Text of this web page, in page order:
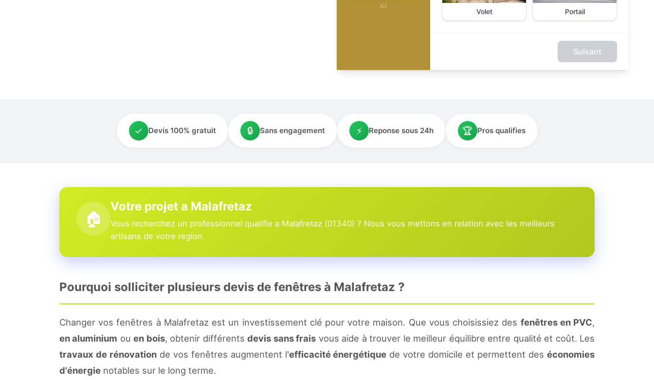
ici
Volet Portail
Suivant
✓ Devis 100% gratuit 🔒 Sans engagement ⚡ Reponse sous 24h 🏆 Pros qualifies
🏠
Votre projet a Malafretaz
Vous recherchez un professionnel qualifie a Malafretaz (01340) ? Nous vous mettons en relation avec les meilleurs
artisans de votre region.
Pourquoi solliciter plusieurs devis de fenêtres à Malafretaz ?
Changer vos fenêtres à Malafretaz est un investissement clé pour votre maison. Que vous choisissiez des fenêtres en PVC,
en aluminium ouen bois, obtenir différentsdevis sans frais vous aide à trouver le meilleur équilibre entre qualité et coût. Les
travaux de rénovationde vos fenêtres augmentent l'efficacité énergétique de votre domicile et permettent deséconomies
d'énergie notables sur le long terme.